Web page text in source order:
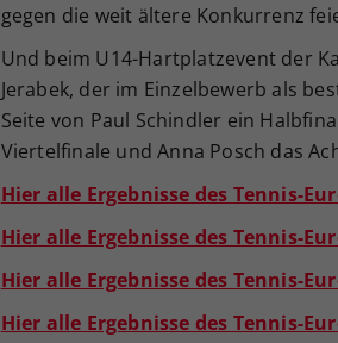
gegen die weit ältere Konkurrenz
Und beim U14-Hartplatzevent der
Jerabek, der im Einzelbewerb als
Seite von Paul Schindler ein
Viertelfinale und Anna Posch das
Hier alle Ergebnisse des Tennis-
Hier alle Ergebnisse des Tennis-
Hier alle Ergebnisse des Tennis-
Hier alle Ergebnisse des Tennis-